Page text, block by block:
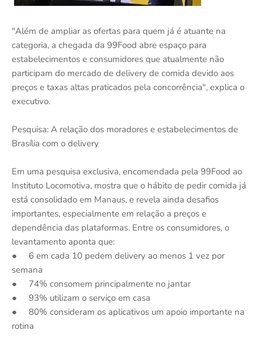
"Além de ampliar as ofertas para quem já é atuante na
categoria, a chegada da 99Food abre espaço para
estabelecimentos e consumidores que atualmente não
participam do mercado de delivery de comida devido aos
preços e taxas altas praticados pela concorrência", explica o
executivo.
Pesquisa: A relação dos moradores e estabelecimentos de
Brasília com o delivery
Em uma pesquisa exclusiva, encomendada pela 99Food ao
Instituto Locomotiva, mostra que o hábito de pedir comida já
está consolidado em Manaus, e revela ainda desafios
importantes, especialmente em relação a preços e
dependência das plataformas. Entre os consumidores, o
levantamento aponta que:
● 6 em cada 10 pedem delivery ao menos 1 vez por
semana
● 74% consomem principalmente no jantar
● 93% utilizam o serviço em casa
● 80% consideram os aplicativos um apoio importante na
rotina